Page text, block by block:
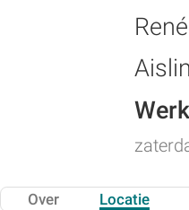
Over Locatie